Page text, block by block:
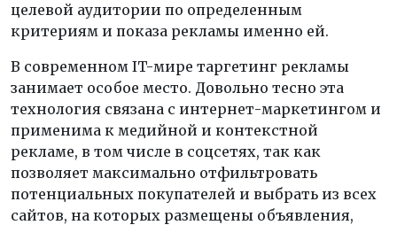
целевой аудитории по определенным
критериям и показа рекламы именно ей.
В современном IT-мире таргетинг рекламы
занимает особое место. Довольно тесно эта
технология связана с интернет-маркетингом и
применима к медийной и контекстной
рекламе, в том числе в соцсетях, так как
позволяет максимально отфильтровать
потенциальных покупателей и выбрать из всех
сайтов, на которых размещены объявления,